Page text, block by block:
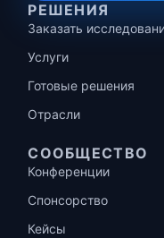
РЕШЕНИЯ
Заказать
Услуги
Готовые решения
Отрасли
СООБЩЕСТВО
Конференции
Спонсорство
Кейсы